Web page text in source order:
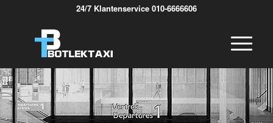
24/7 Klantenservice 010-6666606